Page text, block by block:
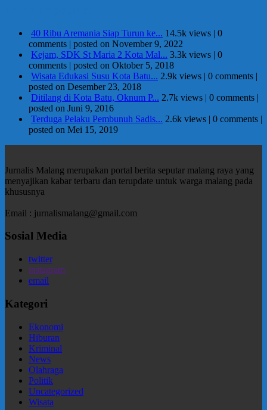
40 Ribu Aremania Siap Turun ke... 14.5k views | 0
comments | posted on November 9, 2022
Kejam, SDK St Maria 2 Kota Mal... 3.3k views | 0
comments | posted on Oktober 5, 2018
Wisata Edukasi Susu Kota Batu... 2.9k views | 0 comments |
posted on Desember 23, 2018
Ditilang di Kota Batu, Oknum P... 2.7k views | 0 comments |
posted on Juni 9, 2016
Terduga Pelaku Pembunuh Sadis... 2.6k views | 0 comments |
posted on Mei 15, 2019
Jurnalis Malang merupakan portal berita seputar malang raya yang
menyajikan kabar terbaru dan terupdate untuk warga malang pada
khususnya
Email : jurnalismalang@gmail.com
Sosial Media
twitter
instagram
email
Kategori
Ekonomi
Hiburan
Kriminal
News
Olahraga
Politik
Uncategorized
Wisata